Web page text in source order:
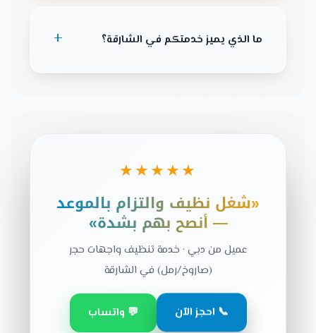
ما الذي يميز خدمتكم في الشارقة؟
★★★★★
«شغل نظيف والتزام بالموعد
— أنصح بهم بشدة»
عميل من دبي · خدمة تنظيف واجهات حجر
(صاروخ/رمل) في الشارقة
📞 احجز الآن 💬 واتساب